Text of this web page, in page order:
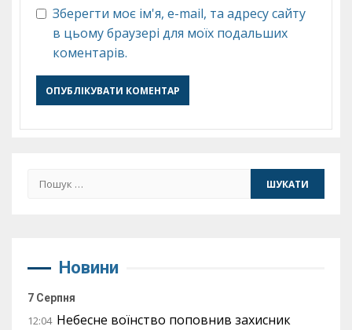
Зберегти моє ім'я, e-mail, та адресу сайту
в цьому браузері для моїх подальших
коментарів.
Пошук:
Новини
7 Серпня
12:04 Небесне воїнство поповнив захисник